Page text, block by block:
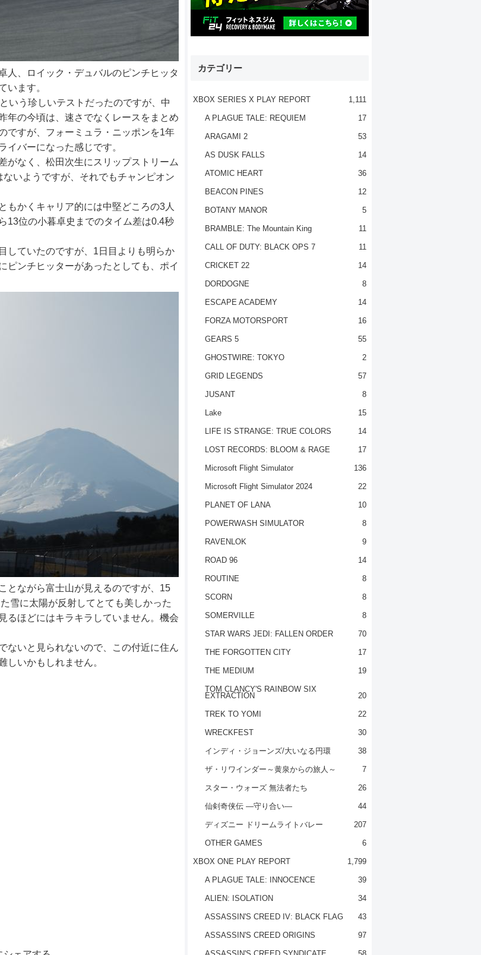
人、ロイック・デュバルのピンチヒッタ
います。
いう珍しいテストだったのですが、中
年の今頃は、速さでなくレースをまとめ
ですが、フォーミュラ・ニッポンを1年
イバーになった感じです。
がなく、松田次生にスリップストリーム
いようですが、それでもチャンピオン
もかくキャリア的には中堅どころの3人
13位の小暮卓史までのタイム差は0.4秒
していたのですが、1日目よりも明らか
ピンチヒッターがあったとしても、ポイ
とながら富士山が見えるのですが、15
雪に太陽が反射してとても美しかった
るほどにはキラキラしていません。機会
ないと見られないので、この付近に住ん
しいかもしれません。
カテゴリー
XBOX SERIES X PLAY REPORT 1,111
A PLAGUE TALE: REQUIEM 17
ARAGAMI 2 53
AS DUSK FALLS 14
ATOMIC HEART 36
BEACON PINES 12
BOTANY MANOR 5
BRAMBLE: The Mountain King 11
CALL OF DUTY: BLACK OPS 7 11
CRICKET 22 14
DORDOGNE 8
ESCAPE ACADEMY 14
FORZA MOTORSPORT 16
GEARS 5 55
GHOSTWIRE: TOKYO 2
GRID LEGENDS 57
JUSANT 8
Lake 15
LIFE IS STRANGE: TRUE COLORS 14
LOST RECORDS: BLOOM & RAGE 17
Microsoft Flight Simulator 136
Microsoft Flight Simulator 2024 22
PLANET OF LANA 10
POWERWASH SIMULATOR 8
RAVENLOK 9
ROAD 96 14
ROUTINE 8
SCORN 8
SOMERVILLE 8
STAR WARS JEDI: FALLEN ORDER 70
THE FORGOTTEN CITY 17
THE MEDIUM 19
TOM CLANCY'S RAINBOW SIX
EXTRACTION 20
TREK TO YOMI 22
WRECKFEST 30
インディ・ジョーンズ/大いなる円環 38
ザ・リワインダー～黄泉からの旅人～ 7
スター・ウォーズ 無法者たち 26
仙剣奇侠伝 ―守り合い― 44
ディズニー ドリームライトバレー 207
OTHER GAMES 6
XBOX ONE PLAY REPORT 1,799
A PLAGUE TALE: INNOCENCE 39
ALIEN: ISOLATION 34
ASSASSIN'S CREED IV: BLACK FLAG 43
ASSASSIN'S CREED ORIGINS 97